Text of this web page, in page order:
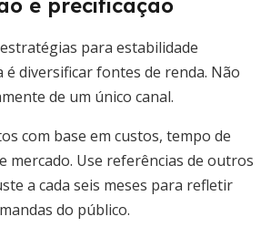
e precificação
para estabilidade
diversificar fontes de renda. Não
de um único canal.
com base em custos, tempo de
mercado. Use referências de outros
a cada seis meses para refletir
do público.